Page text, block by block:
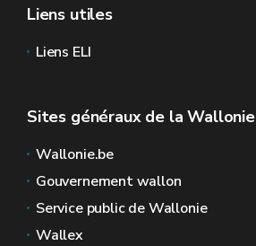
Liens utiles
Liens ELI
Sites généraux de la Wallonie
Wallonie.be
Gouvernement wallon
Service public de Wallonie
Wallex